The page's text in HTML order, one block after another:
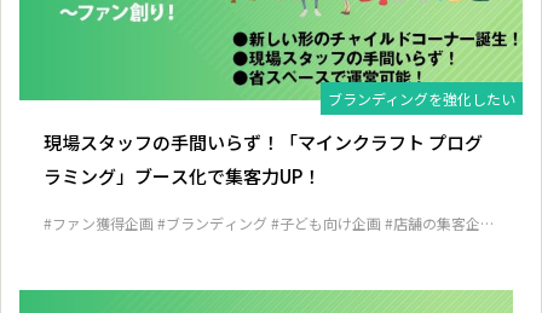
ブランディングを強化したい
現場スタッフの手間いらず！「マインクラフト プログ
ラミング」ブース化で集客力UP！
#ファン獲得企画 #ブランディング #子ども向け企画 #店舗の集客企画